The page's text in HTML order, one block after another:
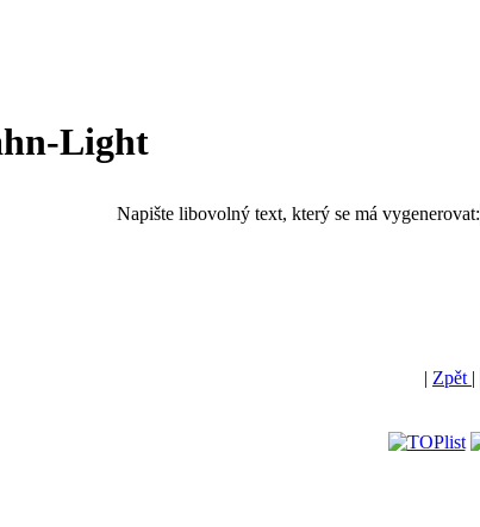
Light
Napište libovolný text, který se má vygenerovat:
| Zpět |